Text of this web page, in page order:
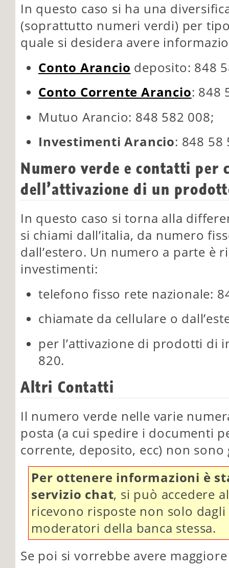
In questo caso si ha una
(soprattutto numeri verdi) per
quale si desidera avere
Conto Arancio deposito: 848
Conto Corrente Arancio: 848
Mutuo Arancio: 848 582 008;
Investimenti Arancio: 848 58
Numero verde e contatti per
dell’attivazione di un
In questo caso si torna alla
si chiami dall’italia, da numero
dall’estero. Un numero a parte è
investimenti:
telefono fisso rete nazionale:
chiamate da cellulare o
per l’attivazione di prodotti di
820.
Altri Contatti
Il numero verde nelle varie
posta (a cui spedire i documenti
corrente, deposito, ecc) non
Per ottenere informazioni è
servizio chat, si può accedere
ricevono risposte non solo
moderatori della banca stessa.
Se poi si vorrebbe avere